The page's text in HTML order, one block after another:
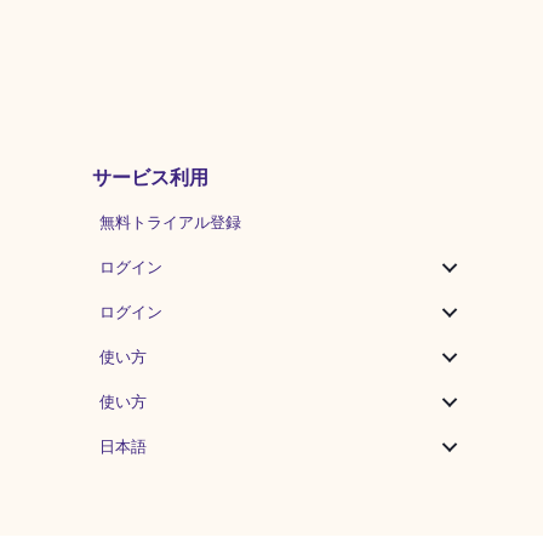
サービス利用
無料トライアル登録
ログイン
ログイン
使い方
使い方
日本語